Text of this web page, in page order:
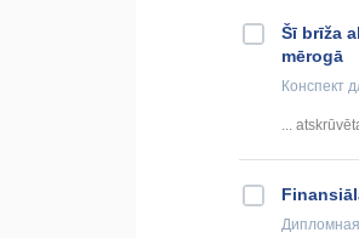
Šī brīža
mērogā
Конспект
...
Дипломная